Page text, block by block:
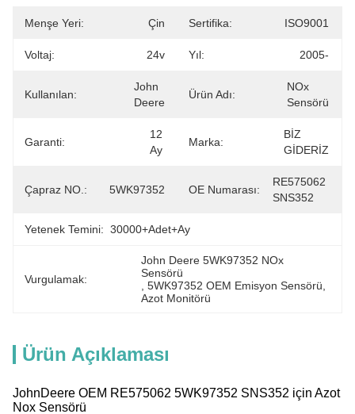
Menşe Yeri: Çin Sertifika: ISO9001
Voltaj: 24v Yıl: 2005-
Kullanılan:
John
Deere
Ürün Adı:
NOx
Sensörü
Garanti:
12
Ay
Marka:
BİZ
GİDERİZ
Çapraz NO.: 5WK97352 OE Numarası:
RE575062
SNS352
Yetenek Temini: 30000+Adet+Ay
Vurgulamak:
John Deere 5WK97352 NOx
Sensörü
, 5WK97352 OEM Emisyon Sensörü
Azot Monitörü
Ürün Açıklaması
JohnDeere OEM RE575062 5WK97352 SNS352 için Azot
Nox Sensörü